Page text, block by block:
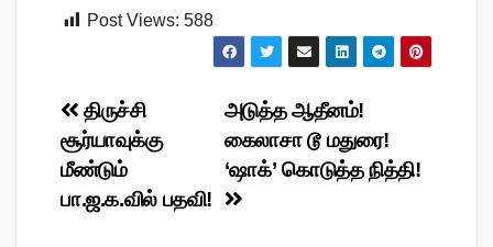
Post Views: 588
Post
navigation
அடுத்த ஆதீனம்!
கைலாசா டூ மதுரை!
‘ஷாக்’ கொடுத்த நித்தி!
திருச்சி
சூர்யாவுக்கு
மீண்டும்
பா.ஜ.க.வில் பதவி!